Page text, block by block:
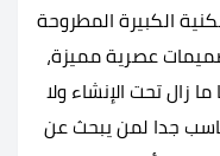
الكبيرة المطروحة
عصرية مميزة،
زال تحت الإنشاء ولا
جدا لمن يبحث عن